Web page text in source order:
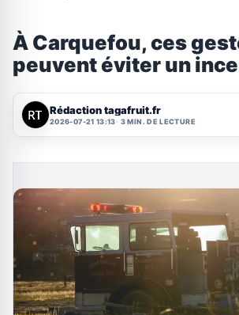
À Carquefou, ces
peuvent éviter un
Rédaction tagafruit.fr
2026-07-21 13:13 3 MIN. DE LECTURE